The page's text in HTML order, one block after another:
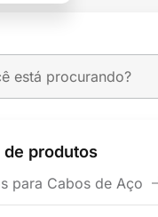
de produtos
para Cabos de Aço